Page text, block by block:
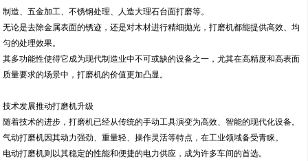
制造、五金加工、不锈钢处理、人造大理石台面打磨等。
无论是去除金属表面的锈迹，还是对木材进行精细抛光，打磨机都能提供高效、均
匀的处理效果。
其多功能性使得它成为现代制造业中不可或缺的设备之一，尤其在高精度和高表面
质量要求的场景中，打磨机的价值更加凸显。
技术发展推动打磨机升级
随着技术的进步，打磨机已经从传统的手动工具演变为高效、智能的现代化设备。
气动打磨机因其动力强劲、重量轻、操作灵活等特点，在工业领域备受青睐。
电动打磨机则以其稳定的性能和便捷的电力供应，成为许多车间的首选。